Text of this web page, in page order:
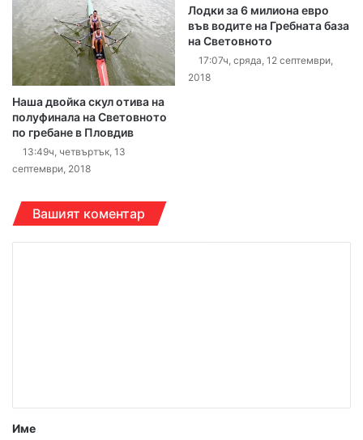
Наша двойка скул отива на
полуфинала на Световното
по гребане в Пловдив
13:49ч, четвъртък, 13
септември, 2018
Лодки за 6 милиона евро
във водите на Гребната база
на Световното
17:07ч, сряда, 12 септември,
2018
Вашият коментар
р
Име